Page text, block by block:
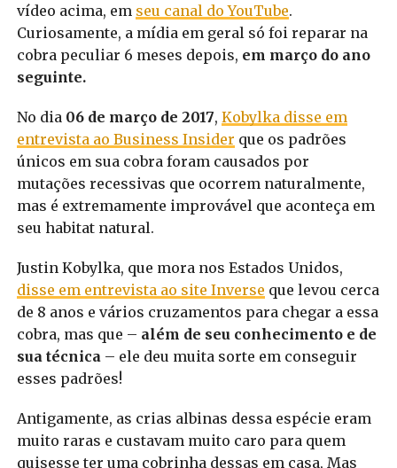
vídeo acima, em seu canal do YouTube.
Curiosamente, a mídia em geral só foi reparar na
cobra peculiar 6 meses depois, em março do ano
seguinte.
No dia 06 de março de 2017, Kobylka disse em
entrevista ao Business Insider que os padrões
únicos em sua cobra foram causados ​​por
mutações recessivas que ocorrem naturalmente,
mas é extremamente improvável que aconteça em
seu habitat natural.
Justin Kobylka, que mora nos Estados Unidos,
disse em entrevista ao site Inverse que levou cerca
de 8 anos e vários cruzamentos para chegar a essa
cobra, mas que – além de seu conhecimento e de
sua técnica – ele deu muita sorte em conseguir
esses padrões!
Antigamente, as crias albinas dessa espécie eram
muito raras e custavam muito caro para quem
quisesse ter uma cobrinha dessas em casa, Mas